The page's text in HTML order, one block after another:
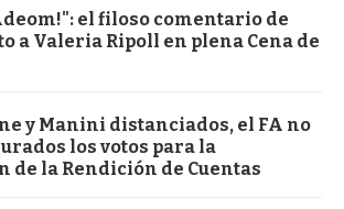
el filoso comentario de
a Valeria Ripoll en plena Cena de
y Manini distanciados, el FA no
los votos para la
de la Rendición de Cuentas